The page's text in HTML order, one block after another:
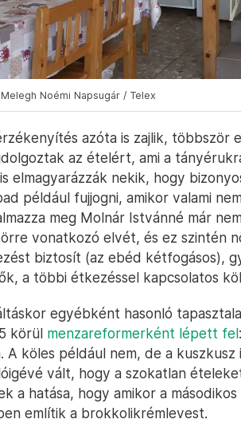
Noémi Napsugár / Telex
azóta is zajlik, többször
az ételért, ami a
elmagyarázzák nekik, hogy
például fujjogni, amikor valami
meg Molnár Istvánné már
vonatkozó elvét, és ez szintén
biztosít (az ebéd kétfogásos),
a többi étkezéssel kapcsolatos
egyébként hasonló
körül menzareformerként lépett fel
A köles például nem, de a
vált, hogy a szokatlan
a hatása, hogy amikor a
említik a brokkolikrémlevest.